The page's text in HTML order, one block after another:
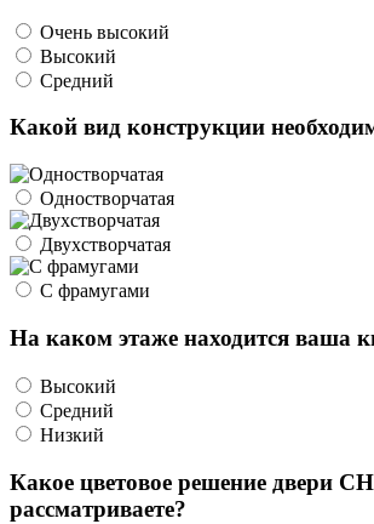
Очень высокий
Высокий
Средний
Какой вид конструкции
Одностворчатая
Двухстворчатая
С фрамугами
На каком этаже находится ваша
Высокий
Средний
Низкий
Какое цветовое решение двери
рассматриваете?